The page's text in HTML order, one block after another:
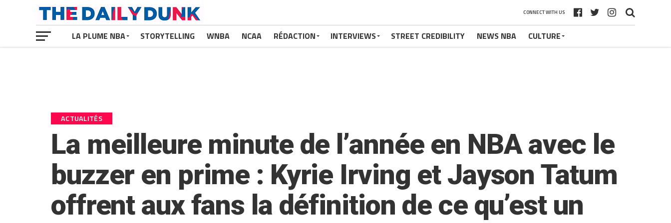
CONNECT WITH US
LA PLUME NBA STORYTELLING WNBA NCAA RÉDACTION INTERVIEWS STREET CREDIBILITY NEWS NBA CULTURE
ACTUALITÉS
La meilleure minute de l’année en NBA avec le
buzzer en prime : Kyrie Irving et Jayson Tatum
offrent aux fans la définition de ce qu’est un